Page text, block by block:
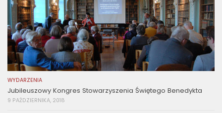
WYDARZENIA
Jubileuszowy Kongres Stowarzyszenia Świętego Benedykta
9 PAŹDZIERNIKA, 2018